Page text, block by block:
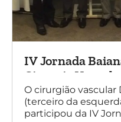
IV Jornada
Cirurgia
O cirurgião vascular
(terceiro da
participou da IV